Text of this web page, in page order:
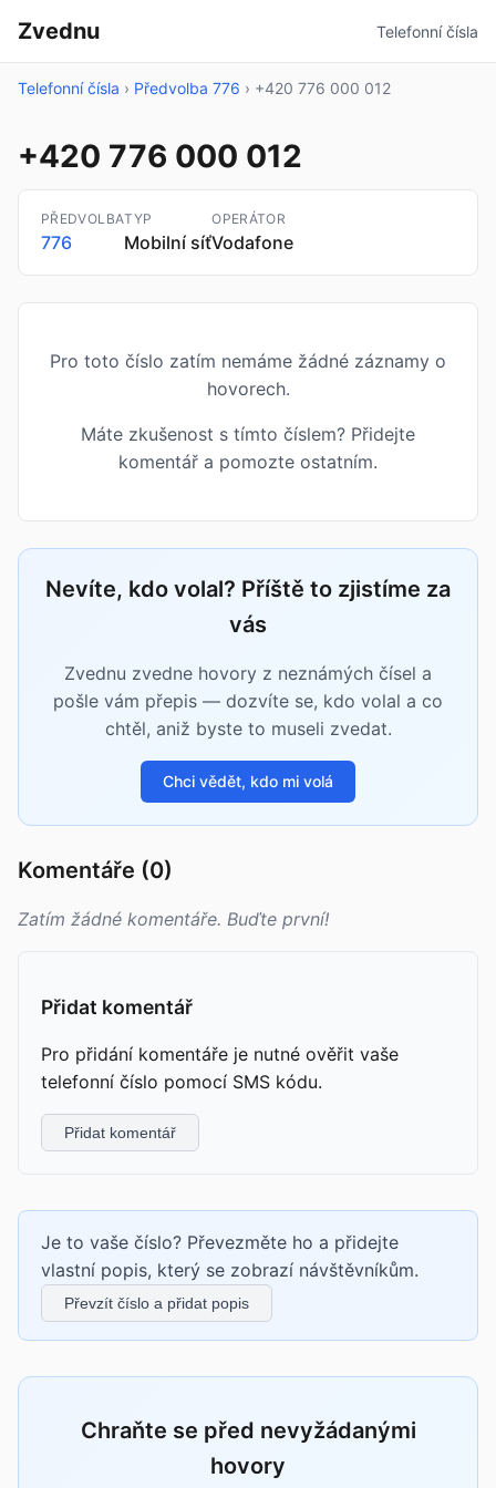
Zvednu Telefonní čísla
Telefonní čísla › Předvolba 776 › +420 776 000 012
+420 776 000 012
PŘEDVOLBA
776
TYP
Mobilní síť
OPERÁTOR
Vodafone
Pro toto číslo zatím nemáme žádné záznamy o
hovorech.
Máte zkušenost s tímto číslem? Přidejte
komentář a pomozte ostatním.
Nevíte, kdo volal? Příště to zjistíme za
vás
Zvednu zvedne hovory z neznámých čísel a
pošle vám přepis — dozvíte se, kdo volal a co
chtěl, aniž byste to museli zvedat.
Chci vědět, kdo mi volá
Komentáře (0)
Zatím žádné komentáře. Buďte první!
Přidat komentář
Pro přidání komentáře je nutné ověřit vaše
telefonní číslo pomocí SMS kódu.
Přidat komentář
Je to vaše číslo? Převezměte ho a přidejte
vlastní popis, který se zobrazí návštěvníkům.
Převzít číslo a přidat popis
Chraňte se před nevyžádanými
hovory